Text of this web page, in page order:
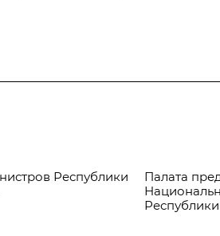
Республики
Палата